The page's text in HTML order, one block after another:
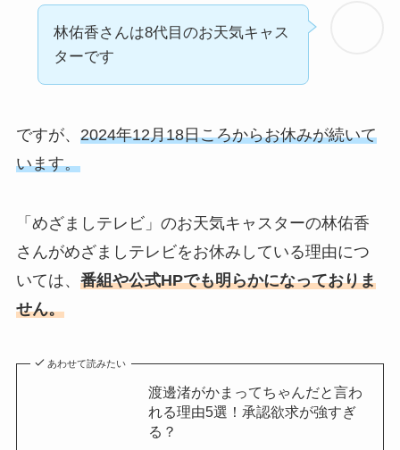
林佑香さんは8代目のお天気キャス
ターです
ですが、 2024年12月18日ころからお休みが続いて
います。
「めざましテレビ」のお天気キャスターの林佑香
さんがめざましテレビをお休みしている理由につ
いては、 番組や公式HPでも明らかになっておりま
せん。
あわせて読みたい
渡邊渚がかまってちゃんだと言わ
れる理由5選！承認欲求が強すぎ
る？